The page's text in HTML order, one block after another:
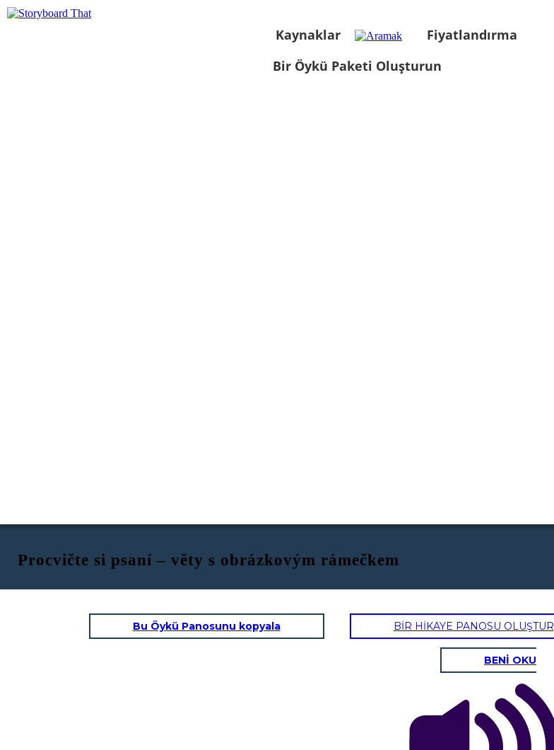
Kaynaklar
Fiyatlandırma
Bir Öykü Paketi Oluşturun
Procvičte si psaní – věty s obrázkovým rámečkem
Bu Öykü Panosunu kopyala BİR HİKAYE PANOSU OLUŞTUR
BENİ OKU